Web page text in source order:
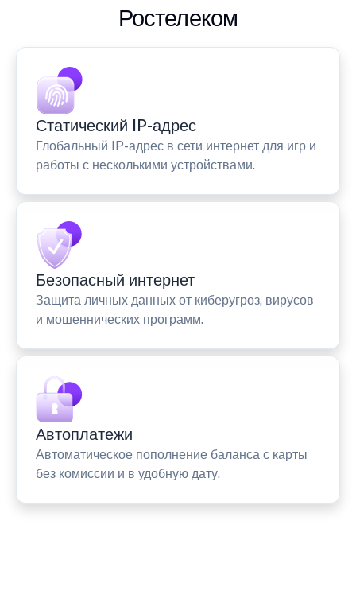
Ростелеком
Статический IP-адрес
Глобальный IP-адрес в сети интернет для игр и
работы с несколькими устройствами.
Безопасный интернет
Защита личных данных от киберугроз, вирусов
и мошеннических программ.
Автоплатежи
Автоматическое пополнение баланса с карты
без комиссии и в удобную дату.